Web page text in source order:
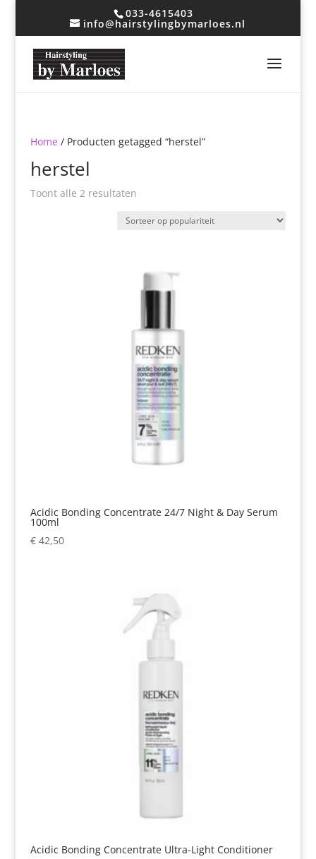
033-4615403
info@hairstylingbymarloes.nl
Home / Producten getagged “herstel”
herstel
Toont alle 2 resultatenGesorteerd
populariteit
Acidic Bonding Concentrate 24/7 Night & Day Serum
100ml
€42,50
Acidic Bonding Concentrate Ultra-Light Conditioner